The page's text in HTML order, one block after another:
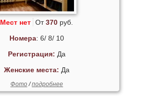
Мест нет От370 руб.
Номера: 6/ 8/ 10
Регистрация: Да
Женские места: Да
Фото/подробнее